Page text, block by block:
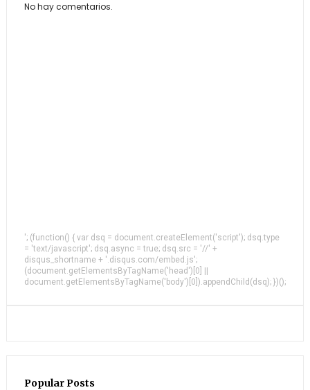
No hay comentarios.
'; (function() { var dsq = document.createElement('script'); dsq.type
= 'text/javascript'; dsq.async = true; dsq.src = '//' +
disqus_shortname + '.disqus.com/embed.js';
(document.getElementsByTagName('head')[0] ||
document.getElementsByTagName('body')[0]).appendChild(dsq); })();
Popular Posts